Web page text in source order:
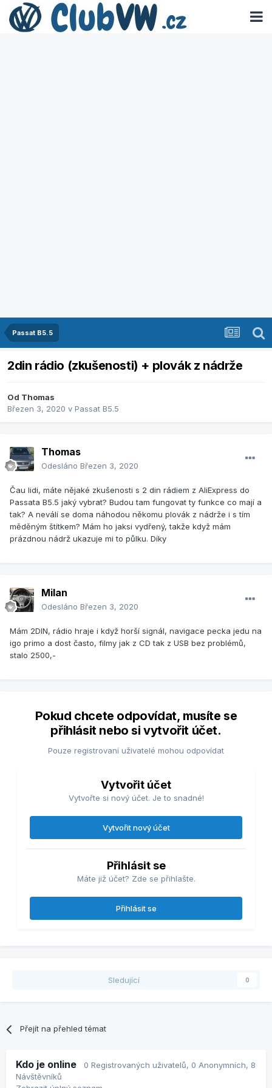
Passat B5.5
2din rádio (zkušenosti) + plovák z nádrže
Od Thomas
Březen 3, 2020 v Passat B5.5
Thomas
Odesláno Březen 3, 2020
Čau lidi, máte nějaké zkušenosti s 2 din rádiem z AliExpress do
Passata B5.5 jaký vybrat? Budou tam fungovat ty funkce co mají a
tak? A neválí se doma náhodou někomu plovák z nádrže i s tím
měděným štítkem? Mám ho jaksi vydřený, takže když mám
prázdnou nádrž ukazuje mi to půlku. Díky
Milan
Odesláno Březen 3, 2020
Mám 2DIN, rádio hraje i když horší signál, navigace pecka jedu na
igo primo a dost často, filmy jak z CD tak z USB bez problémů,
stalo 2500,-
Pokud chcete odpovídat, musíte se
přihlásit nebo si vytvořit účet.
Pouze registrovaní uživatelé mohou odpovídat
Vytvořit účet
Vytvořte si nový účet. Je to snadné!
Vytvořit nový účet
Přihlásit se
Máte již účet? Zde se přihlašte.
Přihlásit se
Sledující 0
Přejít na přehled témat
Kdo je online 0 Registrovaných uživatelů, 0 Anonymních, 8
Návštěvníků